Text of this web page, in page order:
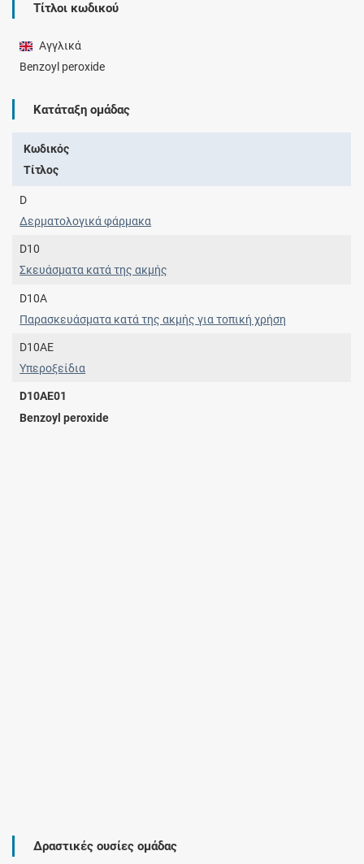
Τίτλοι κωδικού
Αγγλικά
Benzoyl peroxide
Κατάταξη ομάδας
Κωδικός
Τίτλος
D
Δερματολογικά φάρμακα
D10
Σκευάσματα κατά της ακμής
D10A
Παρασκευάσματα κατά της ακμής για τοπική χρήση
D10AE
Υπεροξείδια
D10AE01
Benzoyl peroxide
Δραστικές ουσίες ομάδας